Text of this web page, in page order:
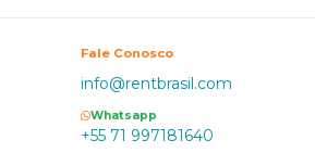
Fale Conosco
info@rentbrasil.com
Whatsapp
+55 71 997181640